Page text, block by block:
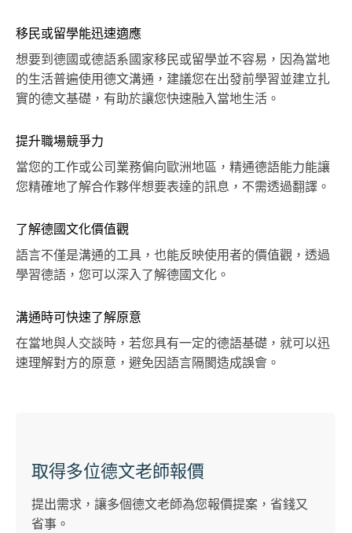
移民或留學能迅速適應
想要到德國或德語系國家移民或留學並不容易，因為當地
的生活普遍使用德文溝通，建議您在出發前學習並建立扎
實的德文基礎，有助於讓您快速融入當地生活。
提升職場競爭力
當您的工作或公司業務偏向歐洲地區，精通德語能力能讓
您精確地了解合作夥伴想要表達的訊息，不需透過翻譯。
了解德國文化價值觀
語言不僅是溝通的工具，也能反映使用者的價值觀，透過
學習德語，您可以深入了解德國文化。
溝通時可快速了解原意
在當地與人交談時，若您具有一定的德語基礎，就可以迅
速理解對方的原意，避免因語言隔閡造成誤會。
取得多位德文老師報價
提出需求，讓多個德文老師為您報價提案，省錢又
省事。